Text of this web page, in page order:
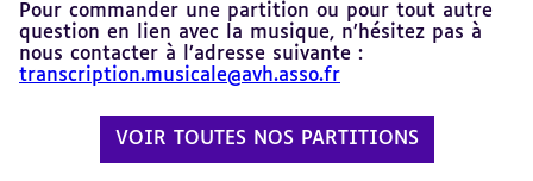
Pour commander une partition ou pour tout autre
question en lien avec la musique, n’hésitez pas à
nous contacter à l’adresse suivante :
transcription.musicale@avh.asso.fr
VOIR TOUTES NOS PARTITIONS